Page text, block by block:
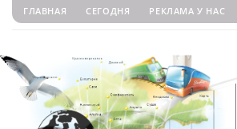
ГЛАВНАЯ СЕГОДНЯ РЕКЛАМА У НАС